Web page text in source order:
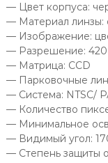
— Цвет корпуса:
— Материал линзы:
— Изображение:
— Разрешение: 420
— Матрица: CCD
— Парковочные
— Система: NTSC/
— Количество
— Минимальное
— Видимый угол:
— Степень защиты